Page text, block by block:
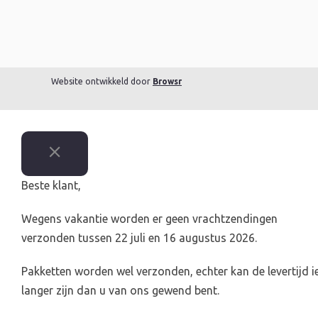
Website ontwikkeld door Browsr
Beste klant,
Wegens vakantie worden er geen vrachtzendingen
verzonden tussen 22 juli en 16 augustus 2026.
Pakketten worden wel verzonden, echter kan de levertijd
langer zijn dan u van ons gewend bent.